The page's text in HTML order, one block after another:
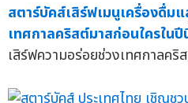
สตาร์บัคส์เสิร์ฟเมนูเครื่องดื่ม
เทศกาลคริสต์มาสก่อนใครในปี
เสิร์ฟความอร่อยช่วงเทศกาลคริ